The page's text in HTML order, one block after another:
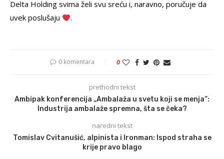
Delta Holding svima želi svu sreću i, naravno, poručuje da
uvek poslušaju
.
0 komentara 0
prethodni tekst
Ambipak konferencija „Ambalaža u svetu koji se menja“:
Industrija ambalaže spremna, šta se čeka?
naredni tekst
Tomislav Cvitanušić, alpinista i Ironman: Ispod straha se
krije pravo blago